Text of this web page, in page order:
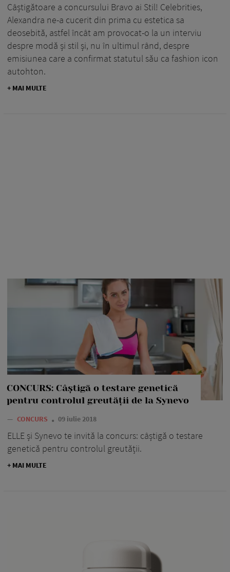
Câștigătoare a concursului Bravo ai Stil! Celebrities,
Alexandra ne-a cucerit din prima cu estetica sa
deosebită, astfel încât am provocat-o la un interviu
despre modă și stil și, nu în ultimul rând, despre
emisiunea care a confirmat statutul său ca fashion icon
autohton.
+ MAI MULTE
CONCURS: Câștigă o testare genetică
pentru controlul greutății de la Synevo
— CONCURS 09 iulie 2018
ELLE și Synevo te invită la concurs: câștigă o testare
genetică pentru controlul greutății.
+ MAI MULTE